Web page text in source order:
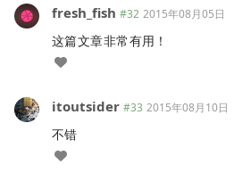
fresh_fish #32 2015年08月05日
这篇文章非常有用！
itoutsider #33 2015年08月10日
不错